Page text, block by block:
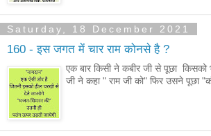
Saturday, 18 December 2021
160 - इस जगत में चार राम कोनसे है ?
एक बार किसी ने कबीर जी से पूछा
जी ने कहा " राम जी को" फिर उसने पूछा